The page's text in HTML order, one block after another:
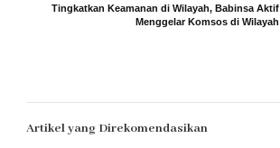
Tingkatkan Keamanan di Wilayah, Babinsa Aktif
Menggelar Komsos di Wilayah
Artikel yang Direkomendasikan